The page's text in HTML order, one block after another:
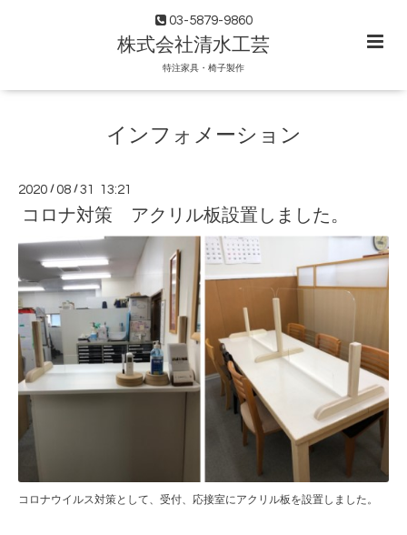
03-5879-9860
株式会社清水工芸
特注家具・椅子製作
インフォメーション
2020 /08 /31 13:21
コロナ対策 アクリル板設置しました。
コロナウイルス対策として、受付、応接室にアクリル板を設置しました。